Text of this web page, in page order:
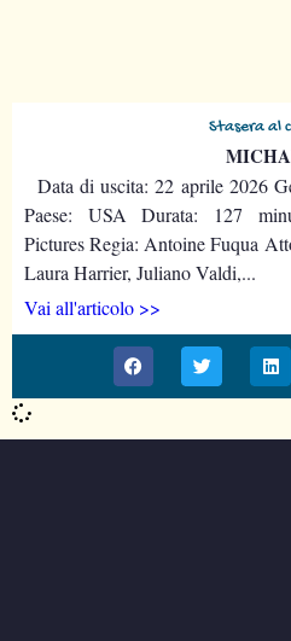
Stasera al
Data di uscita: 22 aprile 2026
Paese: USA Durata: 127
Pictures Regia: Antoine Fuqua
Laura Harrier, Juliano Valdi,...
Vai all'articolo >>